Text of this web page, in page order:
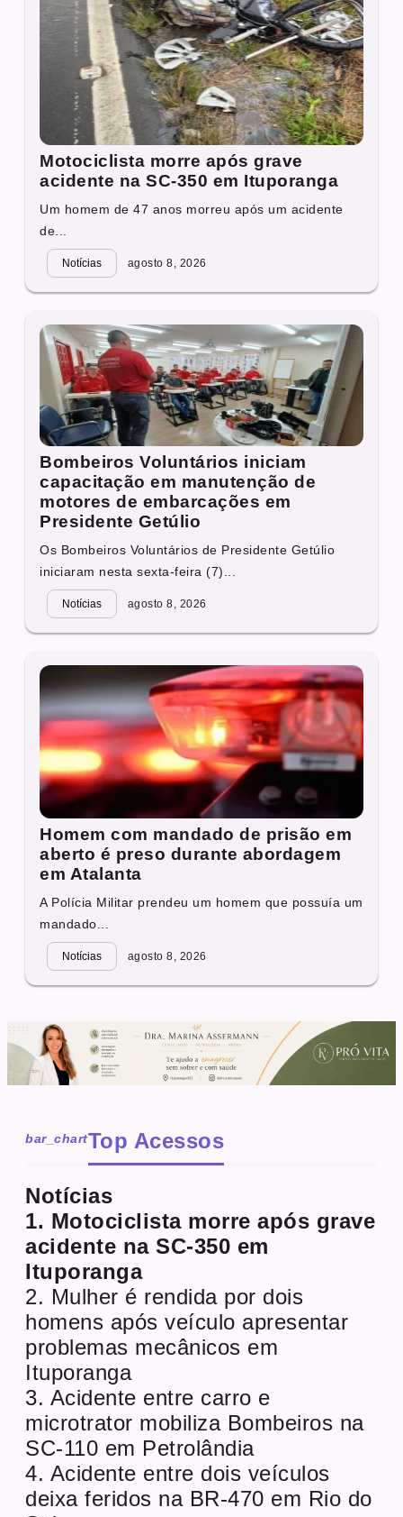
Motociclista morre após grave
acidente na SC-350 em Ituporanga
Um homem de 47 anos morreu após um acidente
de...
Notícias agosto 8, 2026
Bombeiros Voluntários iniciam
capacitação em manutenção de
motores de embarcações em
Presidente Getúlio
Os Bombeiros Voluntários de Presidente Getúlio
iniciaram nesta sexta-feira (7)...
Notícias agosto 8, 2026
Homem com mandado de prisão em
aberto é preso durante abordagem
em Atalanta
A Polícia Militar prendeu um homem que possuía um
mandado...
Notícias agosto 8, 2026
bar_chartTop Acessos
Notícias
1. Motociclista morre após grave
acidente na SC-350 em
Ituporanga
2. Mulher é rendida por dois
homens após veículo apresentar
problemas mecânicos em
Ituporanga
3. Acidente entre carro e
microtrator mobiliza Bombeiros na
SC-110 em Petrolândia
4. Acidente entre dois veículos
deixa feridos na BR-470 em Rio do